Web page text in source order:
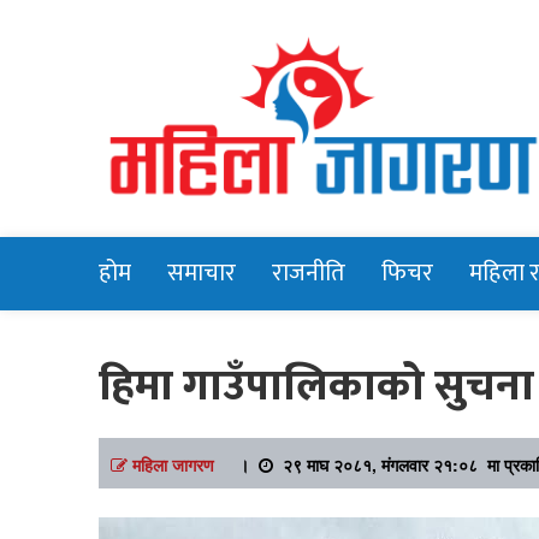
होम समाचार राजनीति फिचर महिला
हिमा गाउँपालिकाको सुचना
महिला जागरण। २९ माघ २०८१, मंगलवार २१:०८ मा